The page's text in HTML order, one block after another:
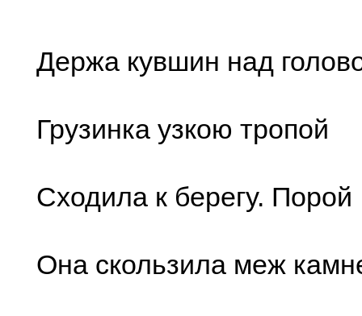
Держа кувшин над
Грузинка узкою тропой
Сходила к берегу. Порой
Она скользила меж